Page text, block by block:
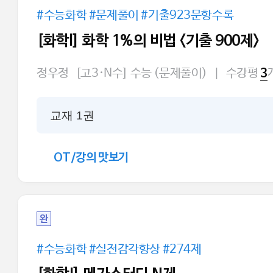
#수능화학 #문제풀이 #기출923문항수록
[화학l] 화학 1%의 비법 <기출 900제>
정우정 [고3·N수] 수능 (문제풀이) 수강평 3
교재 1권
OT/강의 맛보기
완
#수능화학 #실전감각향상 #274제